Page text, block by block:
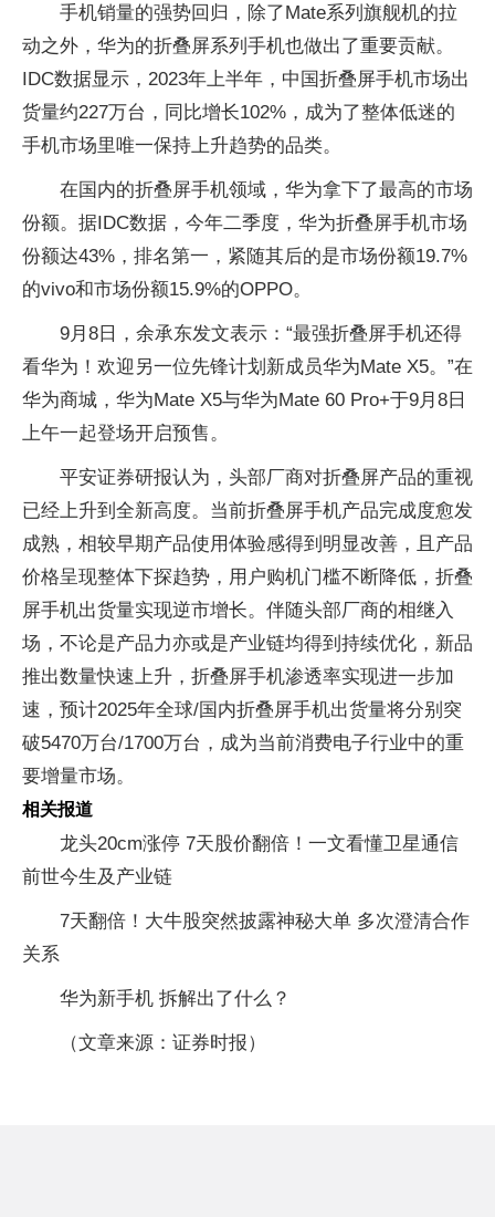
手机销量的强势回归，除了Mate系列旗舰机的拉
动之外，华为的折叠屏系列手机也做出了重要贡献。
IDC数据显示，2023年上半年，中国折叠屏手机市场出
货量约227万台，同比增长102%，成为了整体低迷的
手机市场里唯一保持上升趋势的品类。
在国内的折叠屏手机领域，华为拿下了最高的市场
份额。据IDC数据，今年二季度，华为折叠屏手机市场
份额达43%，排名第一，紧随其后的是市场份额19.7%
的vivo和市场份额15.9%的OPPO。
9月8日，余承东发文表示：“最强折叠屏手机还得
看华为！欢迎另一位先锋计划新成员华为Mate X5。”在
华为商城，华为Mate X5与华为Mate 60 Pro+于9月8日
上午一起登场开启预售。
平安证券研报认为，头部厂商对折叠屏产品的重视
已经上升到全新高度。当前折叠屏手机产品完成度愈发
成熟，相较早期产品使用体验感得到明显改善，且产品
价格呈现整体下探趋势，用户购机门槛不断降低，折叠
屏手机出货量实现逆市增长。伴随头部厂商的相继入
场，不论是产品力亦或是产业链均得到持续优化，新品
推出数量快速上升，折叠屏手机渗透率实现进一步加
速，预计2025年全球/国内折叠屏手机出货量将分别突
破5470万台/1700万台，成为当前消费电子行业中的重
要增量市场。
相关报道
龙头20cm涨停 7天股价翻倍！一文看懂卫星通信
前世今生及产业链
7天翻倍！大牛股突然披露神秘大单 多次澄清合作
关系
华为新手机 拆解出了什么？
（文章来源：证券时报）